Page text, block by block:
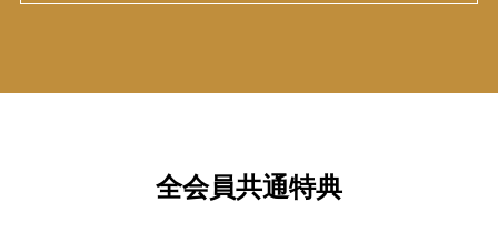
全会員共通特典